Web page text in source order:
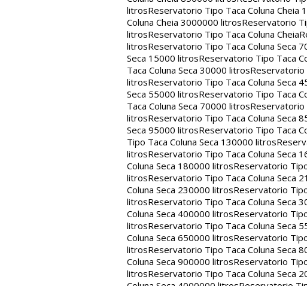
litrosReservatorio Tipo Taca Coluna Cheia
Coluna Cheia 3000000 litrosReservatorio
litrosReservatorio Tipo Taca Coluna Cheia
litrosReservatorio Tipo Taca Coluna Seca
Seca 15000 litrosReservatorio Tipo Taca
Taca Coluna Seca 30000 litrosReservatorio
litrosReservatorio Tipo Taca Coluna Seca
Seca 55000 litrosReservatorio Tipo Taca
Taca Coluna Seca 70000 litrosReservatorio
litrosReservatorio Tipo Taca Coluna Seca
Seca 95000 litrosReservatorio Tipo Taca
Tipo Taca Coluna Seca 130000 litros
litrosReservatorio Tipo Taca Coluna Seca
Coluna Seca 180000 litrosReservatorio
litrosReservatorio Tipo Taca Coluna Seca
Coluna Seca 230000 litrosReservatorio
litrosReservatorio Tipo Taca Coluna Seca
Coluna Seca 400000 litrosReservatorio
litrosReservatorio Tipo Taca Coluna Seca
Coluna Seca 650000 litrosReservatorio
litrosReservatorio Tipo Taca Coluna Seca
Coluna Seca 900000 litrosReservatorio
litrosReservatorio Tipo Taca Coluna Seca